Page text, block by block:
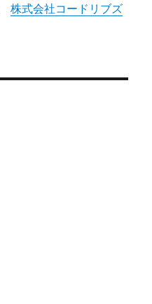
株式会社コードリブズ